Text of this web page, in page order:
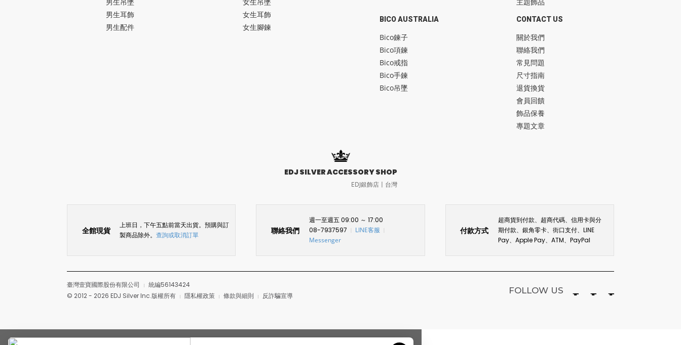
男生耳飾
男生配件
女生耳飾
女生腳鍊
BICO AUSTRALIA
Bico鍊子
Bico項鍊
Bico戒指
Bico手鍊
Bico吊墜
CONTACT US
關於我們
聯絡我們
常見問題
尺寸指南
退貨換貨
會員回饋
飾品保養
專題文章
EDJ SILVER ACCESSORY SHOP
EDJ銀飾店〡台灣
全館現貨
上班日，下午五點前當天出貨。預購與訂
製商品除外。查詢或取消訂單 聯絡我們
週一至週五 09:00 ～ 17:00
08-7937597
LINE客服
Messenger
付款方式
超商貨到付款、超商代碼、信用卡與分
期付款、銀角零卡、街口支付、LINE
Pay、Apple Pay、ATM、PayPal
臺灣壹寶國際股份有限公司
統編56143424
© 2012 - 2026 EDJ Silver Inc.版權所有
隱私權政策 條款與細則 反詐騙宣導
FOLLOW US